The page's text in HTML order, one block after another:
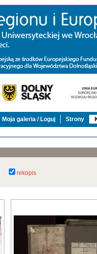
Moja galeria / Loguj Strony
rekopis